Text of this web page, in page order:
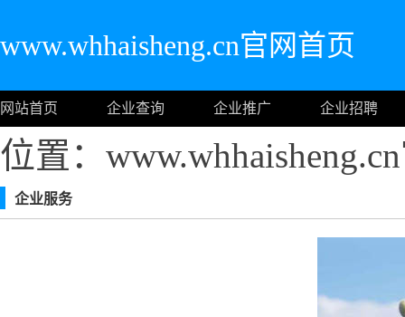
www.whhaisheng.cn官网首页
网站首页 企业查询 企业推广 企业招聘
位置：
企业服务